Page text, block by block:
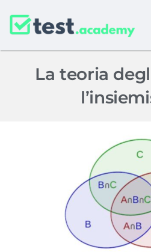
La teoria